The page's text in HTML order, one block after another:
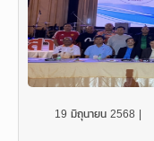
19 มิถุนายน 2568 |